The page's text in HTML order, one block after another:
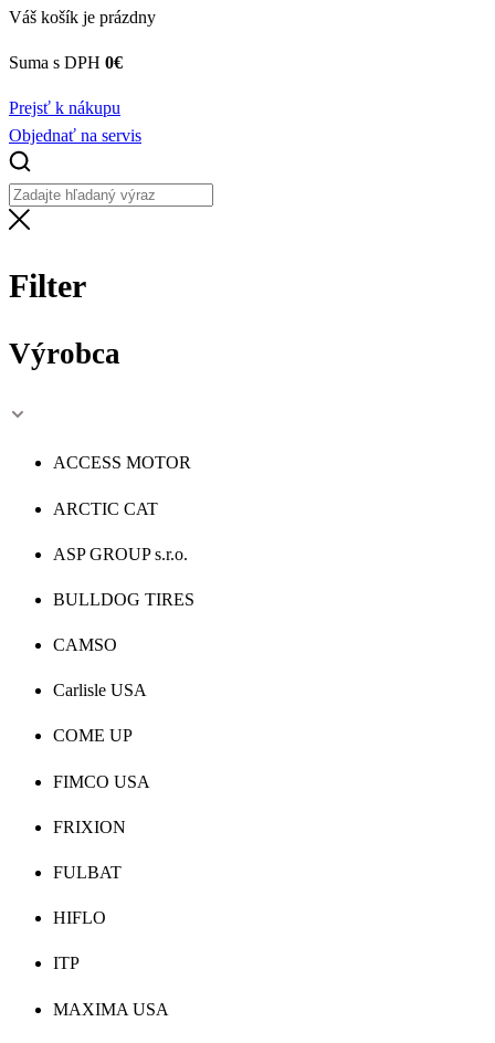
Váš košík je prázdny
Suma s DPH 0€
Prejsť k nákupu
Objednať na servis
Filter
Výrobca
ACCESS MOTOR
ARCTIC CAT
ASP GROUP s.r.o.
BULLDOG TIRES
CAMSO
Carlisle USA
COME UP
FIMCO USA
FRIXION
FULBAT
HIFLO
ITP
MAXIMA USA